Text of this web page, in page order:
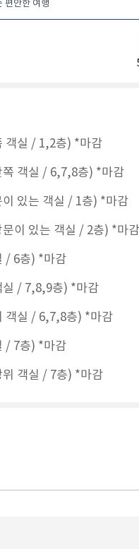
편안한 여행
객실 / 1,2층) *마감​
쪽 객실 / 6,7,8층) *마감​
있는 객실 / 1층) *마감​
이 있는 객실 / 2층) *마감​
/ 6층) *마감​
실 / 7,8,9층) *마감​
객실 / 6,7,8층) *마감​
/ 7층) *마감​
위 객실 / 7층) *마감​